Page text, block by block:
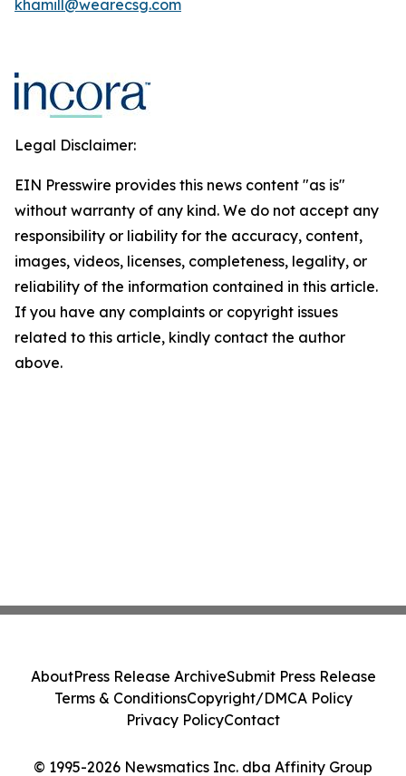
khamill@wearecsg.com
Legal Disclaimer:
EIN Presswire provides this news content "as is"
without warranty of any kind. We do not accept any
responsibility or liability for the accuracy, content,
images, videos, licenses, completeness, legality, or
reliability of the information contained in this article.
If you have any complaints or copyright issues
related to this article, kindly contact the author
above.
© 1995-2026 Newsmatics Inc. dba Affinity Group
AboutPress Release ArchiveSubmit Press Release
Terms & ConditionsCopyright/DMCA Policy
Privacy PolicyContact